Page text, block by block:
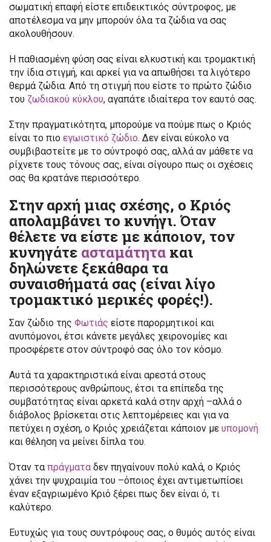
σωματική επαφή είστε επιδεικτικός σύντροφος, με
αποτέλεσμα να μην μπορούν όλα τα ζώδια να σας
ακολουθήσουν.
Η παθιασμένη φύση σας είναι ελκυστική και τρομακτική
την ίδια στιγμή, και αρκεί για να απωθήσει τα λιγότερο
θερμά ζώδια. Από τη στιγμή που είστε το πρώτο ζώδιο
του ζωδιακού κύκλου, αγαπάτε ιδιαίτερα τον εαυτό σας.
Στην πραγματικότητα, μπορούμε να πούμε πως ο Κριός
είναι το πιο εγωιστικό ζώδιο. Δεν είναι εύκολο να
συμβιβαστείτε με το σύντροφό σας, αλλά αν μάθετε να
ρίχνετε τους τόνους σας, είναι σίγουρο πως οι σχέσεις
σας θα κρατάνε περισσότερο.
Στην αρχή μιας σχέσης, ο Κριός
απολαμβάνει το κυνήγι. Όταν
θέλετε να είστε με κάποιον, τον
κυνηγάτε ασταμάτητα και
δηλώνετε ξεκάθαρα τα
συναισθήματά σας (είναι λίγο
τρομακτικό μερικές φορές!).
Σαν ζώδιο της Φωτιάς είστε παρορμητικοί και
ανυπόμονοι, έτσι κάνετε μεγάλες χειρονομίες και
προσφέρετε στον σύντροφό σας όλο τον κόσμο.
Αυτά τα χαρακτηριστικά είναι αρεστά στους
περισσότερους ανθρώπους, έτσι τα επίπεδα της
συμβατότητας είναι αρκετά καλά στην αρχή –αλλά ο
διάβολος βρίσκεται στις λεπτομέρειες και για να
πετύχει η σχέση, ο Κριός χρειάζεται κάποιον με υπομονή
και θέληση να μείνει δίπλα του.
Όταν τα πράγματα δεν πηγαίνουν πολύ καλά, ο Κριός
χάνει την ψυχραιμία του –όποιος έχει αντιμετωπίσει
έναν εξαγριωμένο Κριό ξέρει πως δεν είναι ό, τι
καλύτερο.
Ευτυχώς για τους συντρόφους σας, ο θυμός αυτός είναι